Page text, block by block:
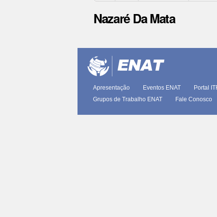
Nazaré Da Mata
documento
Apresentação Eventos ENAT Portal
Grupos de Trabalho ENAT
Fale Conosco